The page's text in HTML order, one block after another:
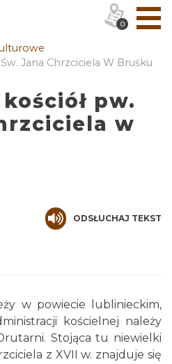
Jana Chrzciciela W Bruśku
pw.
w
ODSŁUCHAJ TEKST
w powiecie lublinieckim,
kościelnej należy
Stojąca tu niewielki
z XVII w. znajduje się
0